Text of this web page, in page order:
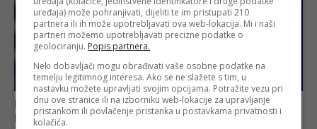
uređaja) može pohranjivati, dijeliti te im pristupati 210
partnera ili ih može upotrebljavati ova web-lokacija. Mi i naši
partneri možemo upotrebljavati precizne podatke o
geolociranju. Popis partnera.
Neki dobavljači mogu obrađivati vaše osobne podatke na
temelju legitimnog interesa. Ako se ne slažete s tim, u
nastavku možete upravljati svojim opcijama. Potražite vezu pri
dnu ove stranice ili na izborniku web-lokacije za upravljanje
pristankom ili povlačenje pristanka u postavkama privatnosti i
kolačića.